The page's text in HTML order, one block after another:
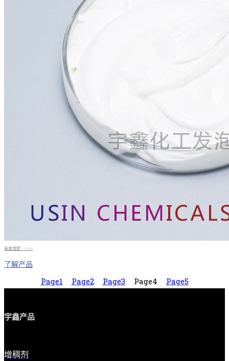
高发泡浆YX-838
了解产品
Page1 Page2 Page3 Page4 Page5
宇鑫产品
增稠剂